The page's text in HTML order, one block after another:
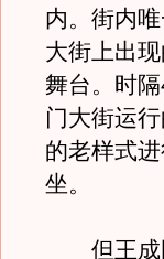
内。街内
大街上出
舞台。时
门大街运
的老样式
坐。
但王成国